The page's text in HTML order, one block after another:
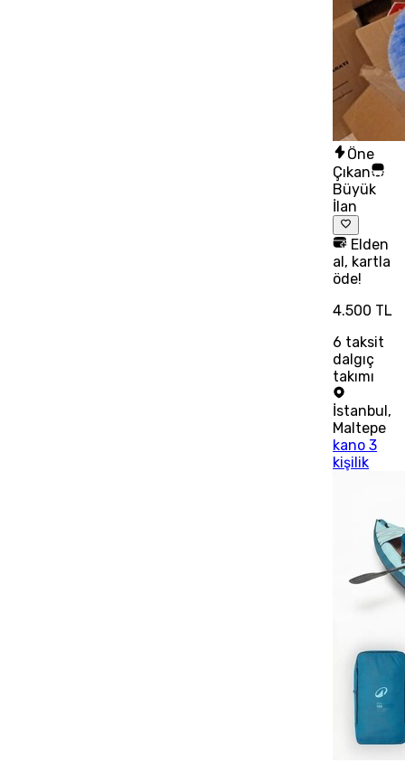
Öne
Çıkan
Büyük
İlan
Elden
al, kartla
öde!
4.500 TL
6 taksit
dalgıç
takımı
İstanbul,
Maltepe
kano 3
kişilik